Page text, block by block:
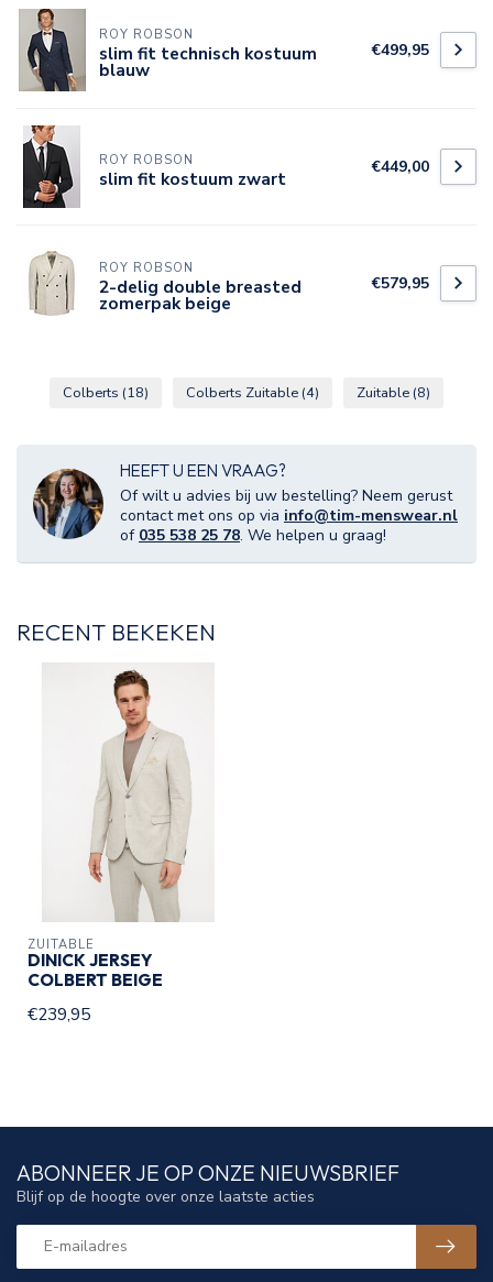
ROY ROBSON
slim fit technisch kostuum
blauw
€499,95
ROY ROBSON
slim fit kostuum zwart €449,00
ROY ROBSON
2-delig double breasted
zomerpak beige
€579,95
Colberts (18) Colberts Zuitable (4) Zuitable (8)
HEEFT U EEN VRAAG?
Of wilt u advies bij uw bestelling? Neem gerust
contact met ons op via info@tim-menswear.nl
of 035 538 25 78. We helpen u graag!
RECENT BEKEKEN
ZUITABLE
DINICK JERSEY
COLBERT BEIGE
€239,95
ABONNEER JE OP ONZE NIEUWSBRIEF
Blijf op de hoogte over onze laatste acties